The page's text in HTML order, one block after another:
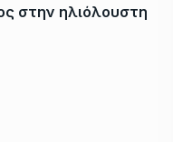
στην ηλιόλουστη